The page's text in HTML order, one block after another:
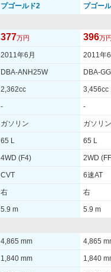
- -
- -
- -
- -
9.5km/L 9.4km/L
- -
装備詳細を見る 装
プゴールド2
プゴー
377万円 396万
2011年6月 2011年
DBA-ANH25W DBA-
2,362cc 3,456cc
- -
ガソリン ガソリン
65 L 65 L
4WD (F4) 2WD
CVT 6速AT
右 右
5.9 m 5.9 m
4,865 mm 4,865
1,840 mm 1,840